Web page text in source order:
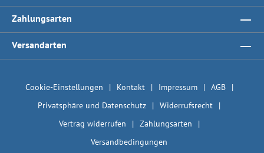
Zahlungsarten
Versandarten
Cookie-Einstellungen Kontakt Impressum
AGB
Privatsphäre und Datenschutz
Widerrufsrecht
Vertrag widerrufen
Zahlungsarten
Versandbedingungen